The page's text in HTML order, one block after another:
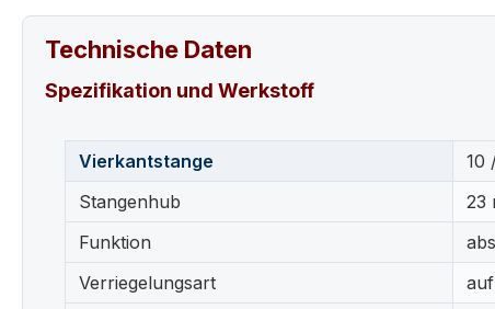
Technische Daten
Spezifikation und Werkstoff
Vierkantstange
10
Stangenhub
23
Funktion
Verriegelungsart